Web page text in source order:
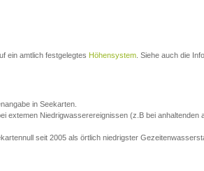
ein amtlich festgelegtes Höhensystem . Siehe auch die
in Seekarten.
extemen Niedrigwasserereignissen (z.B bei anhaltenden
seit 2005 als örtlich niedrigster